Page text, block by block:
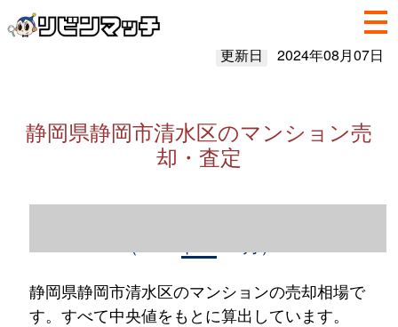
更新日 2024年08月07日
静岡県静岡市清水区のマンション売
却・査定
静岡県静岡市清水区のマンションの売却相場で
す。すべて中央値をもとに算出しています。